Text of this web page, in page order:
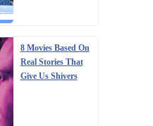
8 Movies Based On
Real Stories That
Give Us Shivers